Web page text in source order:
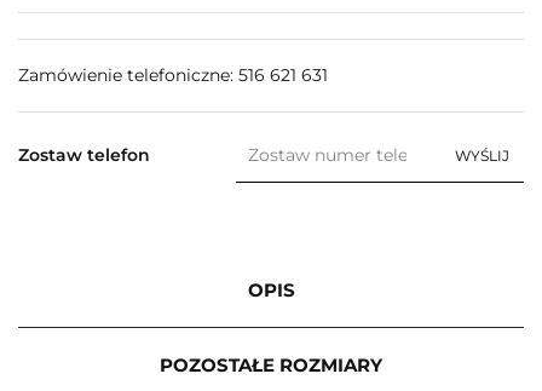
Zamówienie telefoniczne: 516 621 631
Zostaw telefon WYŚLIJ
OPIS
POZOSTAŁE ROZMIARY